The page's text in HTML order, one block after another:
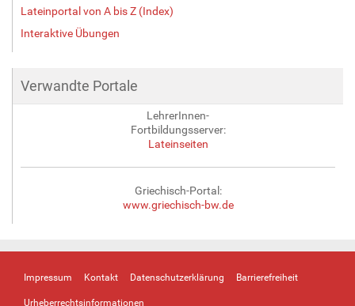
Lateinportal von A bis Z (Index)
Interaktive Übungen
Verwandte Portale
LehrerInnen-
Fortbildungsserver:
Lateinseiten
Griechisch-Portal:
www.griechisch-bw.de
Impressum Kontakt Datenschutzerklärung Barrierefreiheit
Urheberrechtsinformationen